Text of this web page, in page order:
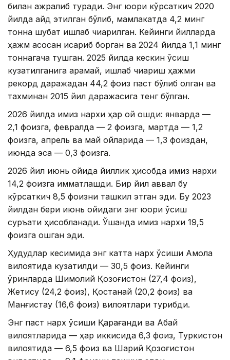
билан ажралиб туради. Энг юқори кўрсаткич 2020
йилда қайд этилган бўлиб, мамлакатда 4,2 минг
тонна шубат ишлаб чиқарилган. Кейинги йилларда
ҳажм асосан қисқариб борган ва 2024 йилда 1,1 минг
тоннагача тушган. 2025 йилда кескин ўсиш
кузатилганига қарамай, ишлаб чиқариш ҳажми
рекорд даражадан 44,2 фоиз паст бўлиб қолган ва
тахминан 2015 йил даражасига тенг бўлган.
2026 йилда қимиз нархи ҳар ой ошди: январда —
2,1 фоизга, февралда — 2 фоизга, мартда — 1,2
фоизга, апрель ва май ойларида — 1,3 фоиздан,
июнда эса — 0,3 фоизга.
2026 йил июнь ойида йиллик ҳисобда қимиз нархи
14,2 фоизга қимматлашди. Бир йил аввал бу
кўрсаткич 8,5 фоизни ташкил этган эди. Бу 2023
йилдан бери июнь ойидаги энг юқори ўсиш
суръати ҳисобланади. Ўшанда қимиз нархи 19,5
фоизга ошган эди.
Ҳудудлар кесимида энг катта нарх ўсиши Ақмола
вилоятида кузатилди — 30,5 фоиз. Кейинги
ўринларда Шимолий Қозоғистон (27,4 фоиз),
Жетису (24,2 фоиз), Қостанай (20,2 фоиз) ва
Манғистау (16,6 фоиз) вилоятлари турибди.
Энг паст нарх ўсиши Қарағанди ва Абай
вилоятларида — ҳар иккисида 6,3 фоиз, Туркистон
вилоятида — 6,5 фоиз ва Шарқий Қозоғистон